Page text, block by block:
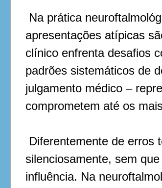
apresentações atípicas
clínico enfrenta desafios
padrões sistemáticos de
julgamento médico –
comprometem até os
silenciosamente, sem
influência. Na